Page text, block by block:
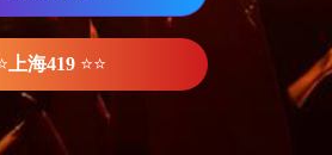
上海419 ⭐⭐